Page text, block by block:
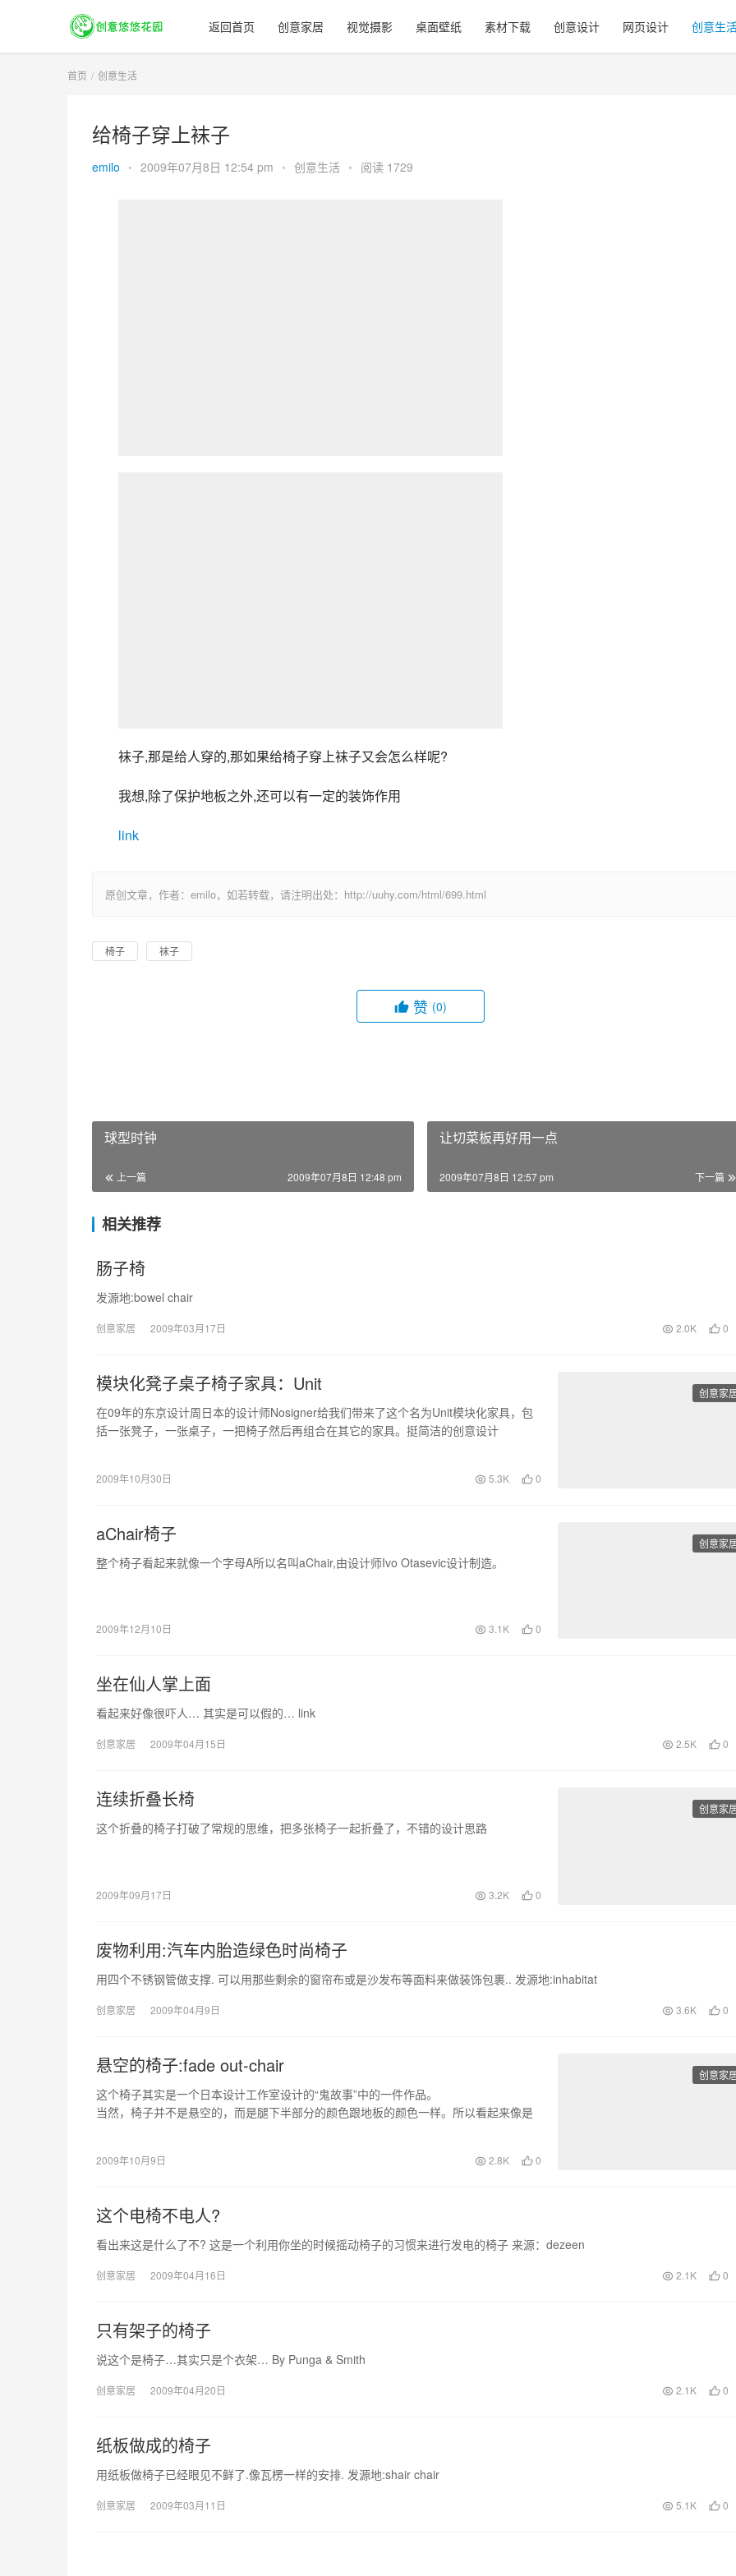
返回首页 创意家居 视觉摄影 桌面壁纸 素材下载 创意设计 网页设计 创意生
首页 创意生活
给椅子穿上袜子
emilo • 2009年07月8日 12:54 pm • 创意生活 • 阅读 1729
袜子,那是给人穿的,那如果给椅子穿上袜子又会怎么样呢?
我想,除了保护地板之外,还可以有一定的装饰作用
link
原创文章，作者：emilo，如若转载，请注明出处：http://uuhy.com/html/699.html
椅子 袜子
赞 (0)
球型时钟
上一篇 2009年07月8日 12:48 pm
让切菜板再好用一点
下一篇
2009年07月8日 12:57 pm
相关推荐
肠子椅
发源地:bowel chair
创意家居 2009年03月17日 2.0K 0
创意家
模块化凳子桌子椅子家具：Unit
在09年的东京设计周日本的设计师Nosigner给我们带来了这个名为Unit模块化家具，包
括一张凳子，一张桌子，一把椅子然后再组合在其它的家具。挺简洁的创意设计
2009年10月30日 5.3K 0
创意家
aChair椅子
整个椅子看起来就像一个字母A所以名叫aChair,由设计师Ivo Otasevic设计制造。
2009年12月10日 3.1K 0
坐在仙人掌上面
看起来好像很吓人… 其实是可以假的… link
创意家居 2009年04月15日 2.5K 0
创意家
连续折叠长椅
这个折叠的椅子打破了常规的思维，把多张椅子一起折叠了，不错的设计思路
2009年09月17日 3.2K 0
废物利用:汽车内胎造绿色时尚椅子
用四个不锈钢管做支撑. 可以用那些剩余的窗帘布或是沙发布等面料来做装饰包裹.. 发源地:inhabitat
创意家居 2009年04月9日 3.6K 0
创意家
悬空的椅子:fade out-chair
这个椅子其实是一个日本设计工作室设计的“鬼故事”中的一件作品。
当然，椅子并不是悬空的，而是腿下半部分的颜色跟地板的颜色一样。所以看起来像是
2009年10月9日 2.8K 0
这个电椅不电人?
看出来这是什么了不? 这是一个利用你坐的时候摇动椅子的习惯来进行发电的椅子 来源：dezeen
创意家居 2009年04月16日 2.1K 0
只有架子的椅子
说这个是椅子…其实只是个衣架… By Punga & Smith
创意家居 2009年04月20日 2.1K 0
纸板做成的椅子
用纸板做椅子已经眼见不鲜了.像瓦楞一样的安排. 发源地:shair chair
创意家居 2009年03月11日 5.1K 0